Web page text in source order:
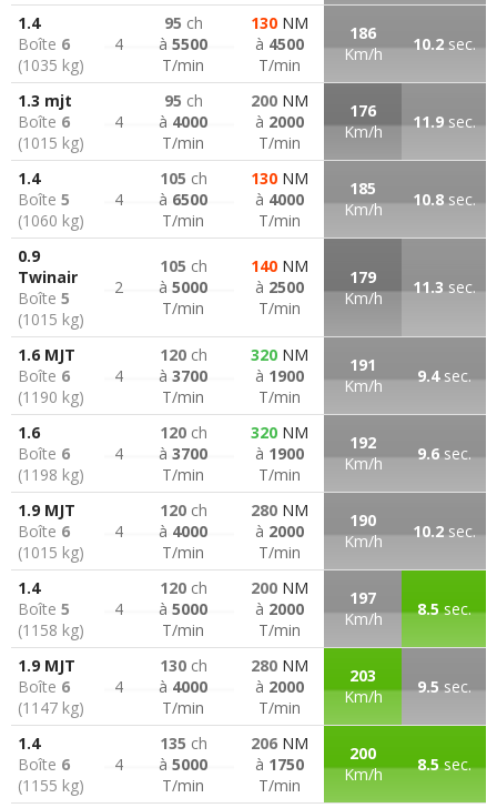
1.4
Boîte 6
(1035 kg)
4
95 ch
à 5500
T/min
130NM
à 4500
T/min
186
Km/h
10.2sec.
1.3 mjt
Boîte 6
(1015 kg)
4
95 ch
à 4000
T/min
200NM
à 2000
T/min
176
Km/h
11.9sec.
1.4
Boîte 5
(1060 kg)
4
105 ch
à 6500
T/min
130NM
à 4000
T/min
185
Km/h
10.8sec.
0.9
Twinair
Boîte 5
(1015 kg)
2
105 ch
à 5000
T/min
140NM
à 2500
T/min
179
Km/h
11.3 sec.
1.6 MJT
Boîte 6
(1190 kg)
4
120ch
à 3700
T/min
320NM
à 1900
T/min
191
Km/h
9.4sec.
1.6
Boîte 6
(1198 kg)
4
120ch
à 3700
T/min
320NM
à 1900
T/min
192
Km/h
9.6sec.
1.9 MJT
Boîte 6
(1015 kg)
4
120ch
à 4000
T/min
280NM
à 2000
T/min
190
Km/h
10.2sec.
1.4
Boîte 5
(1158 kg)
4
120ch
à 5000
T/min
200NM
à 2000
T/min
197
Km/h
8.5sec.
1.9 MJT
Boîte 6
(1147 kg)
4
130ch
à 4000
T/min
280NM
à 2000
T/min
203
Km/h
9.5 sec.
1.4
Boîte 6
(1155 kg)
4
135 ch
à 5000
T/min
206NM
à 1750
T/min
200
Km/h
8.5sec.